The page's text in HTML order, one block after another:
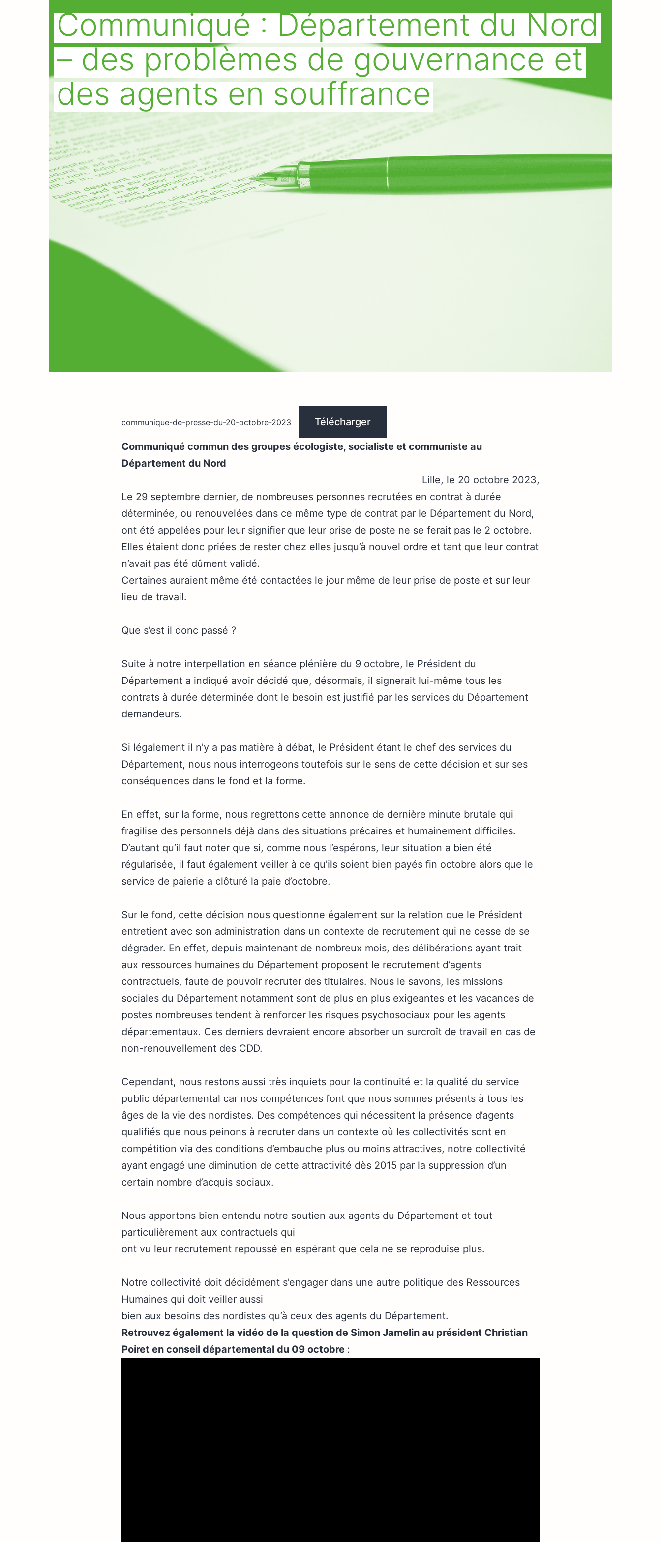
Communiqué : Département du Nord
– des problèmes de gouvernance et
des agents en souffrance
communique-de-presse-du-20-octobre-2023 Télécharger
Communiqué commun des groupes écologiste, socialiste et communiste au
Département du Nord
Lille, le 20 octobre 2023,
Le 29 septembre dernier, de nombreuses personnes recrutées en contrat à durée
déterminée, ou renouvelées dans ce même type de contrat par le Département du Nord,
ont été appelées pour leur signifier que leur prise de poste ne se ferait pas le 2 octobre.
Elles étaient donc priées de rester chez elles jusqu’à nouvel ordre et tant que leur contrat
n’avait pas été dûment validé.
Certaines auraient même été contactées le jour même de leur prise de poste et sur leur
lieu de travail.
Que s’est il donc passé ?
Suite à notre interpellation en séance plénière du 9 octobre, le Président du
Département a indiqué avoir décidé que, désormais, il signerait lui-même tous les
contrats à durée déterminée dont le besoin est justifié par les services du Département
demandeurs.
Si légalement il n’y a pas matière à débat, le Président étant le chef des services du
Département, nous nous interrogeons toutefois sur le sens de cette décision et sur ses
conséquences dans le fond et la forme.
En effet, sur la forme, nous regrettons cette annonce de dernière minute brutale qui
fragilise des personnels déjà dans des situations précaires et humainement difficiles.
D’autant qu’il faut noter que si, comme nous l’espérons, leur situation a bien été
régularisée, il faut également veiller à ce qu’ils soient bien payés fin octobre alors que le
service de paierie a clôturé la paie d’octobre.
Sur le fond, cette décision nous questionne également sur la relation que le Président
entretient avec son administration dans un contexte de recrutement qui ne cesse de se
dégrader. En effet, depuis maintenant de nombreux mois, des délibérations ayant trait
aux ressources humaines du Département proposent le recrutement d’agents
contractuels, faute de pouvoir recruter des titulaires. Nous le savons, les missions
sociales du Département notamment sont de plus en plus exigeantes et les vacances de
postes nombreuses tendent à renforcer les risques psychosociaux pour les agents
départementaux. Ces derniers devraient encore absorber un surcroît de travail en cas de
non-renouvellement des CDD.
Cependant, nous restons aussi très inquiets pour la continuité et la qualité du service
public départemental car nos compétences font que nous sommes présents à tous les
âges de la vie des nordistes. Des compétences qui nécessitent la présence d’agents
qualifiés que nous peinons à recruter dans un contexte où les collectivités sont en
compétition via des conditions d’embauche plus ou moins attractives, notre collectivité
ayant engagé une diminution de cette attractivité dès 2015 par la suppression d’un
certain nombre d’acquis sociaux.
Nous apportons bien entendu notre soutien aux agents du Département et tout
particulièrement aux contractuels qui
ont vu leur recrutement repoussé en espérant que cela ne se reproduise plus.
Notre collectivité doit décidément s’engager dans une autre politique des Ressources
Humaines qui doit veiller aussi
bien aux besoins des nordistes qu’à ceux des agents du Département.
Retrouvez également la vidéo de la question de Simon Jamelin au président Christian
Poiret en conseil départemental du 09 octobre :